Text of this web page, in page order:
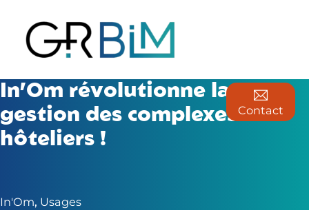
Contact
In’Om révolutionne la
gestion des complexes
hôteliers !
In'Om, Usages